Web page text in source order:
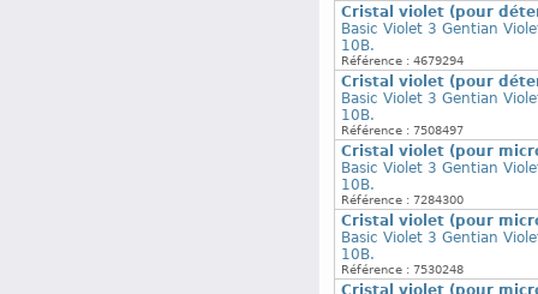
Cristal violet (pour
Basic Violet 3 Gentian
10B.
Référence : 4679294
Cristal violet (pour
Basic Violet 3 Gentian
10B.
Référence : 7508497
Cristal violet (pour
Basic Violet 3 Gentian
10B.
Référence : 7284300
Cristal violet (pour
Basic Violet 3 Gentian
10B.
Référence : 7530248